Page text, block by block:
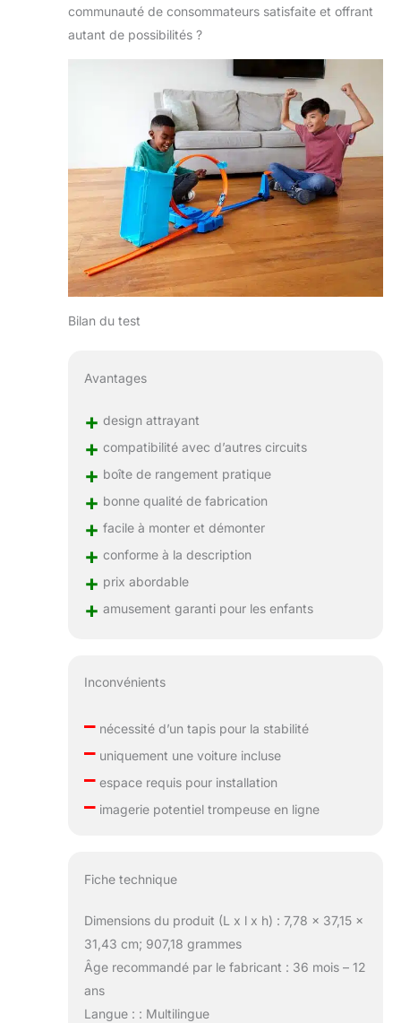
communauté de consommateurs satisfaite et offrant
autant de possibilités ?
Bilan du test
Avantages
+ design attrayant
+ compatibilité avec d’autres circuits
+ boîte de rangement pratique
+ bonne qualité de fabrication
+ facile à monter et démonter
+ conforme à la description
+ prix abordable
+ amusement garanti pour les enfants
Inconvénients
–nécessité d’un tapis pour la stabilité
–uniquement une voiture incluse
–espace requis pour installation
–imagerie potentiel trompeuse en ligne
Fiche technique
Dimensions du produit (L x l x h) : 7,78 x 37,15 x
31,43 cm; 907,18 grammes
Âge recommandé par le fabricant : 36 mois – 12
ans
Langue : : Multilingue